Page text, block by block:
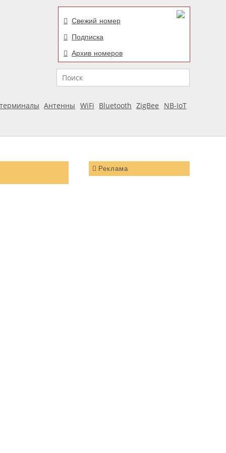
Свежий номер
Подписка
Архив номеров
Поиск
Антенны WiFi Bluetooth ZigBee
NB-IoT
Реклама